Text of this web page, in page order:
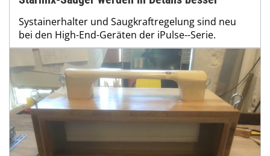
Systainerhalter und Saugkraftregelung sind neu
bei den High-End-Geräten der iPulse--Serie.